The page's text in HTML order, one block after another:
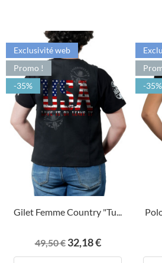
Gilet Femme Country "Tu...
Prix
de
49,50 € Prix
32,18 €
Exclusivité web
Promo !
-35%
-35%